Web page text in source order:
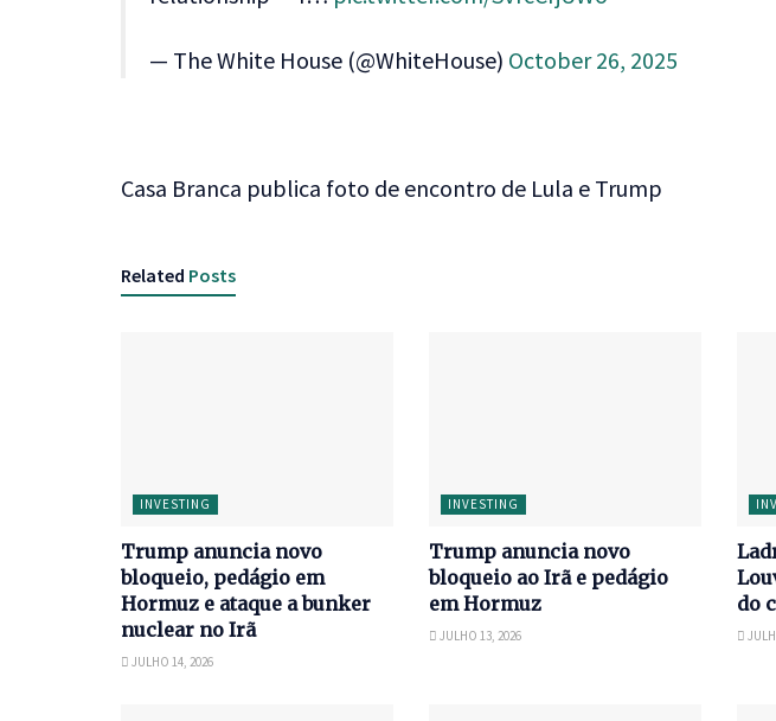
— The White House (@WhiteHouse) October 26, 2025
Casa Branca publica foto de encontro de Lula e Trump
Related Posts
INVESTING
Trump anuncia novo
bloqueio, pedágio em
Hormuz e ataque a bunker
nuclear no Irã
JULHO 14, 2026
INVESTING
Trump anuncia novo
bloqueio ao Irã e pedágio
em Hormuz
JULHO 13, 2026
do